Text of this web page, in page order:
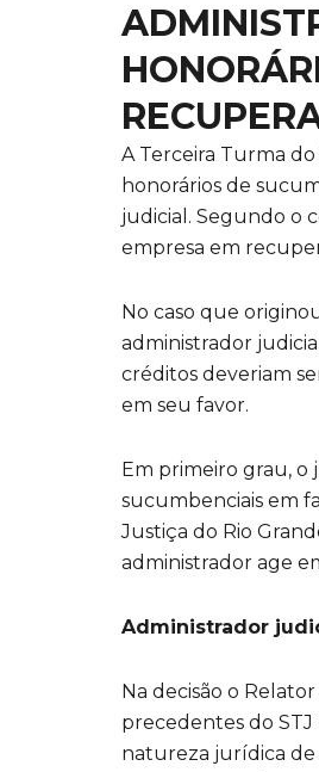
A Terceira Turma
honorários de
judicial. Segundo o
empresa em
No caso que
administrador
créditos deveriam
em seu favor.
Em primeiro grau,
sucumbenciais em
Justiça do Rio
administrador age
Administrador
Na decisão o
precedentes do
natureza jurídica de